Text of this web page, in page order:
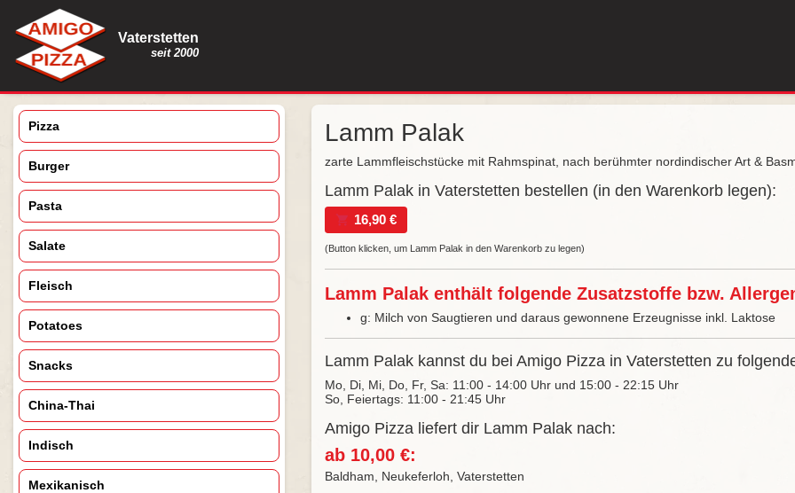
Vaterstetten
seit 2000
Pizza
Burger
Pasta
Salate
Fleisch
Potatoes
Snacks
China-Thai
Indisch
Mexikanisch
Lamm Palak
zarte Lammfleischstücke mit Rahmspinat, nach berühmter nordindischer Art &
Lamm Palak in Vaterstetten bestellen (in den Warenkorb legen):
16,90 €
(Button klicken, um Lamm Palak in den Warenkorb zu legen)
Lamm Palak enthält folgende Zusatzstoffe bzw.
g: Milch von Saugtieren und daraus gewonnene Erzeugnisse inkl. Laktose
Lamm Palak kannst du bei Amigo Pizza in Vaterstetten zu
Mo, Di, Mi, Do, Fr, Sa: 11:00 - 14:00 Uhr und 15:00 - 22:15 Uhr
So, Feiertags: 11:00 - 21:45 Uhr
Amigo Pizza liefert dir Lamm Palak nach:
ab 10,00 €:
Baldham, Neukeferloh, Vaterstetten